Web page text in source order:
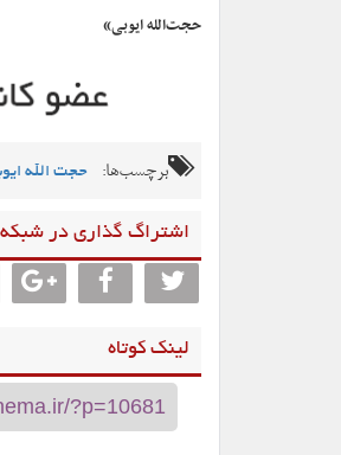
حجت‌الله ایوبی»
برچسب‌ها: حجت الله
اشتراگ گذاری در شبکه
لینک کوتاه